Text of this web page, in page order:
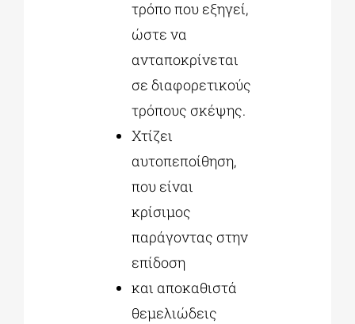
τρόπο που εξηγεί,
ώστε να
ανταποκρίνεται
σε διαφορετικούς
τρόπους σκέψης.
Χτίζει
αυτοπεποίθηση,
που είναι
κρίσιμος
παράγοντας στην
επίδοση
και αποκαθιστά
θεμελιώδεις